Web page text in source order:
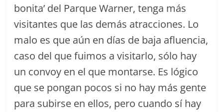
bonita’ del Parque Warner, tenga más
visitantes que las demás atracciones. Lo
malo es que aún en días de baja afluencia,
caso del que fuimos a visitarlo, sólo hay
un convoy en el que montarse. Es lógico
que se pongan pocos si no hay más gente
para subirse en ellos, pero cuando sí hay